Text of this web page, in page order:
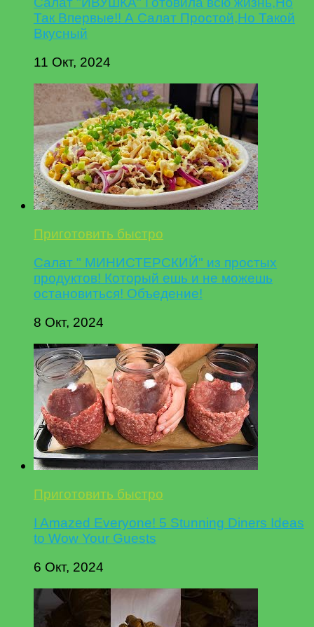
Так Впервые!! А Салат Простой,Но Такой
Вкусный
11 Окт, 2024
Приготовить быстро
Салат " МИНИСТЕРСКИЙ" из простых
продуктов! Который ешь и не можешь
остановиться! Объедение!
8 Окт, 2024
Приготовить быстро
I Amazed Everyone! 5 Stunning Diners Ideas
to Wow Your Guests
6 Окт, 2024